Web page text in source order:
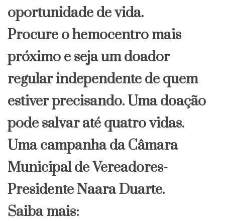
oportunidade de vida.
Procure o hemocentro mais
próximo e seja um doador
regular independente de quem
estiver precisando. Uma doação
pode salvar até quatro vidas.
Uma campanha da Câmara
Municipal de Vereadores-
Presidente Naara Duarte.
Saiba mais: